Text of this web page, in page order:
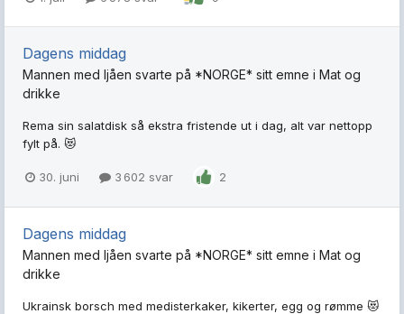
Dagens middag
Mannen med ljåen svarte på *NORGE* sitt emne i Mat og
drikke
Rema sin salatdisk så ekstra fristende ut i dag, alt var nettopp
fylt på. 😻
30. juni 3 602 svar 2
Dagens middag
Mannen med ljåen svarte på *NORGE* sitt emne i Mat og
drikke
Ukrainsk borsch med medisterkaker, kikerter, egg og rømme 😻